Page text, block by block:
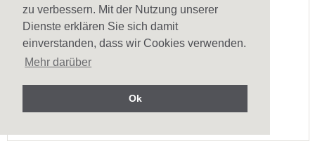
zu verbessern. Mit der Nutzung unserer
Dienste erklären Sie sich damit
einverstanden, dass wir Cookies verwenden.
Mehr darüber
Ok
Herren Langarm-Poloshirt Bern